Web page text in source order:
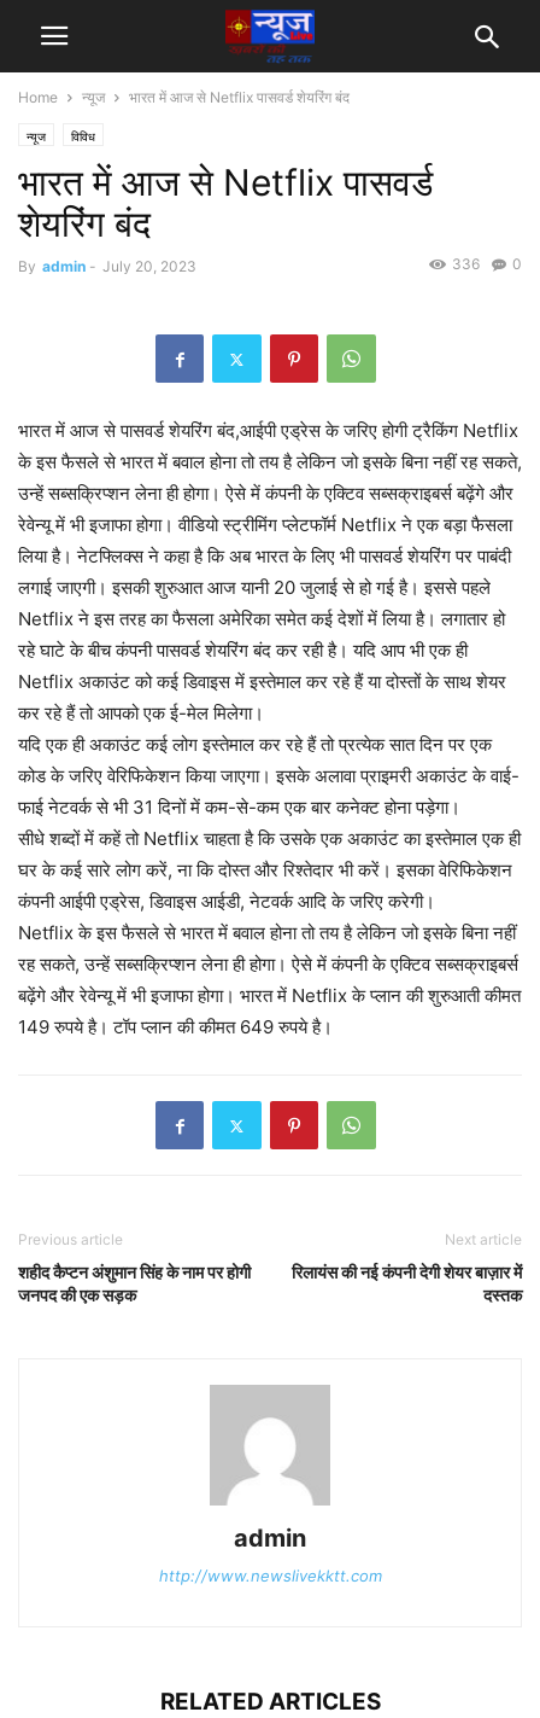
Home न्यूज भारत में आज से Netflix पासवर्ड शेयरिंग बंद
न्यूज विविध
भारत में आज से Netflix पासवर्ड
शेयरिंग बंद
By admin - July 20, 2023 0
336
भारत में आज से पासवर्ड शेयरिंग बंद,आईपी एड्रेस के जरिए होगी ट्रैकिंग Netflix
के इस फैसले से भारत में बवाल होना तो तय है लेकिन जो इसके बिना नहीं रह सकते,
उन्हें सब्सक्रिप्शन लेना ही होगा। ऐसे में कंपनी के एक्टिव सब्सक्राइबर्स बढ़ेंगे और
रेवेन्यू में भी इजाफा होगा। वीडियो स्ट्रीमिंग प्लेटफॉर्म Netflix ने एक बड़ा फैसला
लिया है। नेटफ्लिक्स ने कहा है कि अब भारत के लिए भी पासवर्ड शेयरिंग पर पाबंदी
लगाई जाएगी। इसकी शुरुआत आज यानी 20 जुलाई से हो गई है। इससे पहले
Netflix ने इस तरह का फैसला अमेरिका समेत कई देशों में लिया है। लगातार हो
रहे घाटे के बीच कंपनी पासवर्ड शेयरिंग बंद कर रही है। यदि आप भी एक ही
Netflix अकाउंट को कई डिवाइस में इस्तेमाल कर रहे हैं या दोस्तों के साथ शेयर
कर रहे हैं तो आपको एक ई-मेल मिलेगा।
यदि एक ही अकाउंट कई लोग इस्तेमाल कर रहे हैं तो प्रत्येक सात दिन पर एक
कोड के जरिए वेरिफिकेशन किया जाएगा। इसके अलावा प्राइमरी अकाउंट के वाई-
फाई नेटवर्क से भी 31 दिनों में कम-से-कम एक बार कनेक्ट होना पड़ेगा।
सीधे शब्दों में कहें तो Netflix चाहता है कि उसके एक अकाउंट का इस्तेमाल एक ही
घर के कई सारे लोग करें, ना कि दोस्त और रिश्तेदार भी करें। इसका वेरिफिकेशन
कंपनी आईपी एड्रेस, डिवाइस आईडी, नेटवर्क आदि के जरिए करेगी।
Netflix के इस फैसले से भारत में बवाल होना तो तय है लेकिन जो इसके बिना नहीं
रह सकते, उन्हें सब्सक्रिप्शन लेना ही होगा। ऐसे में कंपनी के एक्टिव सब्सक्राइबर्स
बढ़ेंगे और रेवेन्यू में भी इजाफा होगा। भारत में Netflix के प्लान की शुरुआती कीमत
149 रुपये है। टॉप प्लान की कीमत 649 रुपये है।
Previous article
शहीद कैप्टन अंशुमान सिंह के नाम पर होगी
जनपद की एक सड़क
Next article
रिलायंस की नई कंपनी देगी शेयर बाज़ार में
दस्तक
admin
http://www.newslivekktt.com
RELATED ARTICLES